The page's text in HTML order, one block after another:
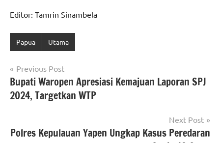
Editor: Tamrin Sinambela
Papua Utama
Navigasi
pos
Previous Post
Bupati Waropen Apresiasi Kemajuan Laporan SPJ
2024, Targetkan WTP
Next Post
Polres Kepulauan Yapen Ungkap Kasus Peredaran